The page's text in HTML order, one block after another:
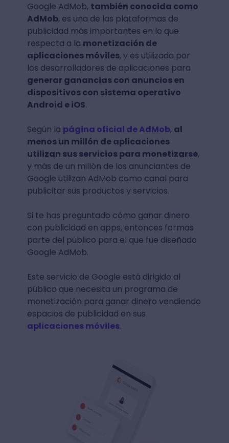
Google AdMob, también conocida como
AdMob, es una de las plataformas de
publicidad más importantes en lo que
respecta a la monetización de
aplicaciones móviles, y es utilizada por
los desarrolladores de aplicaciones para
generar ganancias con anuncios en
dispositivos con sistema operativo
Android e iOS.
Según la página oficial de AdMob, al
menos un millón de aplicaciones
utilizan sus servicios para monetizarse,
y más de un millón de los anunciantes de
Google utilizan AdMob como canal para
publicitar sus productos y servicios.
Si te has preguntado cómo ganar dinero
con publicidad en apps, entonces formas
parte del público para el que fue diseñado
Google AdMob.
Este servicio de Google está dirigido al
público que necesita un programa de
monetización para ganar dinero vendiendo
espacios de publicidad en sus
aplicaciones móviles.